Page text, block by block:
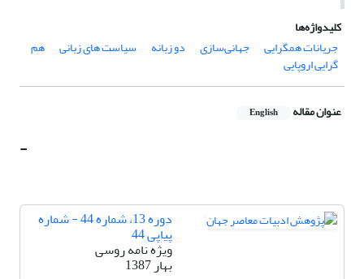
کلیدواژه‌ها
جریانات همگرایی
جهانی‌سازی دو زبانه سیاست های زبانی هم
گرایی اروپایی
عنوان مقاله English
-
دوره 13، شماره 44 - شماره
پیاپی 44
ویژه نامه روسی
بهار 1387